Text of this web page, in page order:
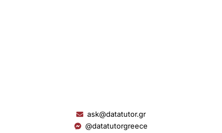
ask@datatutor.gr
@datatutorgreece